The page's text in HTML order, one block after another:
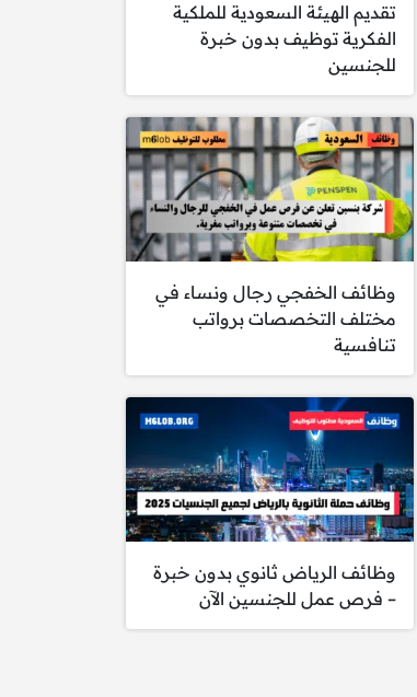
تقديم الهيئة السعودية للملكية
الفكرية توظيف بدون خبرة
للجنسين
وظائف الخفجي رجال ونساء في
مختلف التخصصات برواتب
تنافسية
وظائف الرياض ثانوي بدون خبرة
– فرص عمل للجنسين الآن